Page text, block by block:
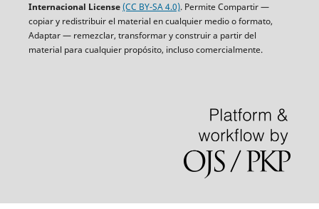
Internacional License(CC BY-SA 4.0). Permite Compartir —
copiar y redistribuir el material en cualquier medio o formato,
Adaptar — remezclar, transformar y construir a partir del
material para cualquier propósito, incluso comercialmente.